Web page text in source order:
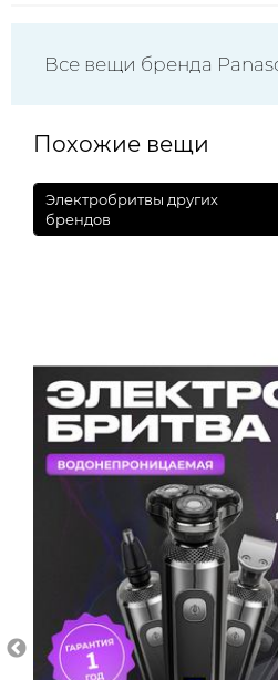
Все вещи бренда
Похожие вещи
Электробритвы других
брендов